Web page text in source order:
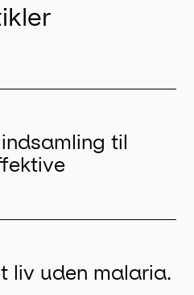
til
liv uden malaria.